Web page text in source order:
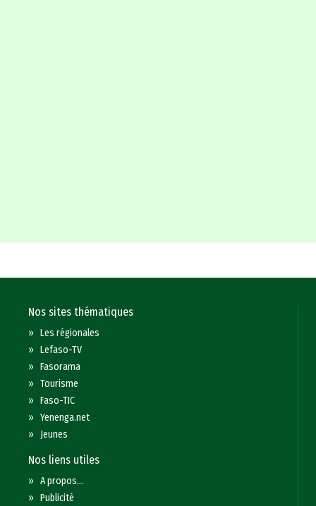
Nos sites thématiques
»Les régionales
»Lefaso-TV
»Fasorama
»Tourisme
»Faso-TIC
»Yenenga.net
» Jeunes
Nos liens utiles
»A propos...
»Publicité